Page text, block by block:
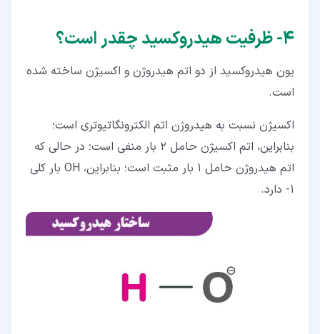
۴‏- ظرفیت هیدروکسید چقدر است؟
یون هیدروکسید از دو اتم هیدروژن و اکسیژن ساخته شده
است.
اکسیژن نسبت به هیدروژن اتم الکترونگاتیوتری است؛
بنابراین، اتم اکسیژن حامل 2 بار منفی است؛ در حالی که
اتم هیدروژن حامل 1 بار مثبت است؛ بنابراین، OH بار کلی
1- دارد.